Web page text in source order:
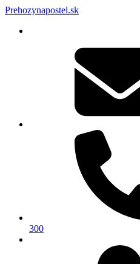
Prehozynapostel.sk
300